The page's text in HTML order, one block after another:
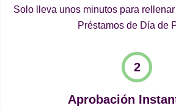
Solo lleva unos minutos para
Préstamos de Día de
Aprobación